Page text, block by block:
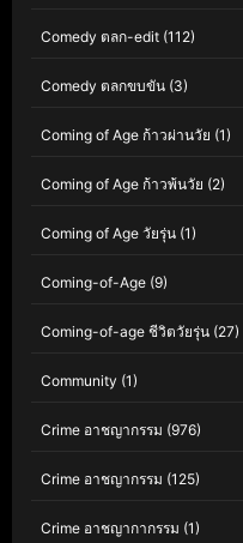
Comedy ตลก-edit (112)
Comedy ตลกขบขัน (3)
Coming of Age ก้าวผ่านวัย (1)
Coming of Age ก้าวพ้นวัย (2)
Coming of Age วัยรุ่น (1)
Coming-of-Age (9)
Coming-of-age ชีวิตวัยรุ่น (27)
Community (1)
Crime อาชญากรรม (976)
Crime อาชญากรรม (125)
Crime อาชญากากรรม (1)